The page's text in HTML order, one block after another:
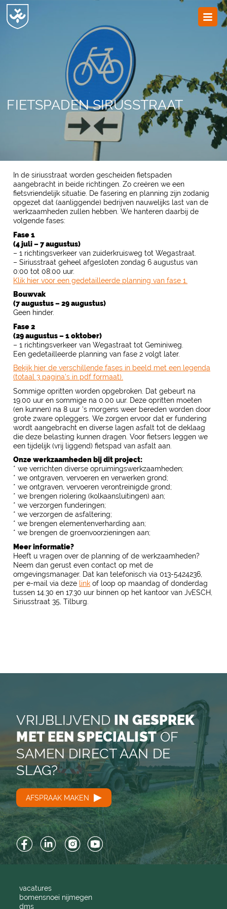
FIETSPADEN SIRUSSTRAAT
In de siriusstraat worden gescheiden fietspaden
aangebracht in beide richtingen. Zo creëren we een
fietsvriendelijk situatie. De fasering en planning zijn zodanig
opgezet dat (aanliggende) bedrijven nauwelijks last van de
werkzaamheden zullen hebben. We hanteren daarbij de
volgende fases:
Fase 1
(4 juli – 7 augustus)
– 1 richtingsverkeer van zuiderkruisweg tot Wegastraat.
– Siriusstraat geheel afgesloten zondag 6 augustus van
0:00 tot 08:00 uur.
Klik hier voor een gedetailleerde planning van fase 1.
Bouwvak
(7 augustus – 29 augustus)
Geen hinder.
Fase 2
(29 augustus – 1 oktober)
– 1 richtingsverkeer van Wegastraat tot Geminiweg.
Een gedetailleerde planning van fase 2 volgt later.
Bekijk hier de verschillende fases in beeld met een legenda
(totaal 3 pagina’s in pdf formaat).
Sommige opritten worden opgebroken. Dat gebeurt na
19.00 uur en sommige na 0.00 uur. Deze opritten moeten
(en kunnen) na 8 uur ’s morgens weer bereden worden door
grote zware opleggers. We zorgen ervoor dat er fundering
wordt aangebracht en diverse lagen asfalt tot de deklaag
die deze belasting kunnen dragen. Voor fietsers leggen we
een tijdelijk (vrij liggend) fietspad van asfalt aan.
Onze werkzaamheden bij dit project:
* we verrichten diverse opruimingswerkzaamheden;
* we ontgraven, vervoeren en verwerken grond;
* we ontgraven, vervoeren verontreinigde grond;
* we brengen riolering (kolkaansluitingen) aan;
* we verzorgen funderingen;
* we verzorgen de asfaltering;
* we brengen elementenverharding aan;
* we brengen de groenvoorzieningen aan;
Meer informatie?
Heeft u vragen over de planning of de werkzaamheden?
Neem dan gerust even contact op met de
omgevingsmanager. Dat kan telefonisch via 013-5424236,
per e-mail via deze link of loop op maandag of donderdag
tussen 14.30 en 17.30 uur binnen op het kantoor van JvESCH,
Siriusstraat 35, Tilburg.
VRIJBLIJVEND IN GESPREK
MET EEN SPECIALISTOF
SAMEN DIRECT AAN DE
SLAG?
AFSPRAAK MAKEN
FacebookLinkedInInstagramYouTube
vacatures
bomensnoei nijmegen
dms